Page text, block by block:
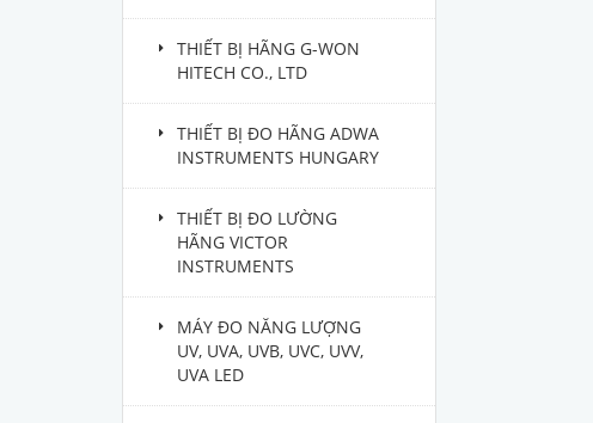
THIẾT BỊ HÃNG G-WON
HITECH CO., LTD
THIẾT BỊ ĐO HÃNG ADWA
INSTRUMENTS HUNGARY
THIẾT BỊ ĐO LƯỜNG
HÃNG VICTOR
INSTRUMENTS
MÁY ĐO NĂNG LƯỢNG
UV, UVA, UVB, UVC, UVV,
UVA LED